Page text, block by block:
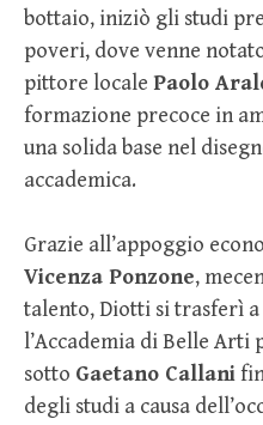
bottaio, iniziò gli studi
poveri, dove venne
pittore locale Paolo
formazione precoce in
una solida base nel
accademica.
Grazie all’appoggio
Vicenza Ponzone,
talento, Diotti si trasferì
l’Accademia di Belle Arti
sotto Gaetano Callani
degli studi a causa